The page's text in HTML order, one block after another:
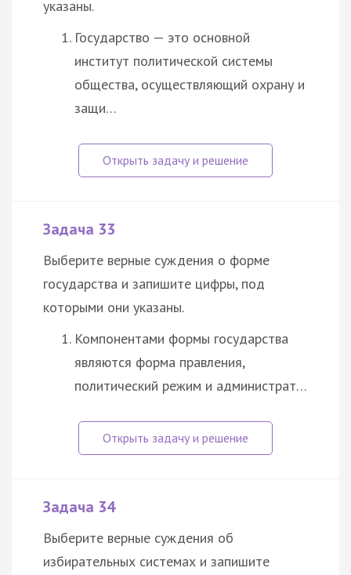
указаны.
Государство — это основной
институт политической системы
общества, осуществляющий охрану и
защи…
Задача 33
Выберите верные суждения о форме
государства и запишите цифры, под
которыми они указаны.
Компонентами формы государства
являются форма правления,
политический режим и администрат…
Задача 34
Выберите верные суждения об
избирательных системах и запишите